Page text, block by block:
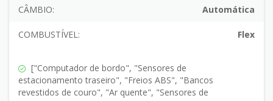
CÂMBIO: Automática
COMBUSTÍVEL: Flex
["Computador de bordo", "Sensores de
estacionamento traseiro", "Freios ABS", "Bancos
revestidos de couro", "Ar quente", "Sensores de